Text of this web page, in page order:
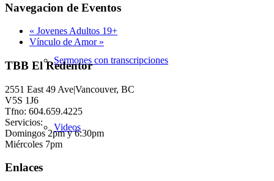
Sermones con transcripciones
Videos
Navegacion de Eventos
« Jovenes Adultos 19+
Vínculo de Amor »
TBB El Redentor
2551 East 49 Ave|Vancouver, BC
V5S 1J6
Tfno: 604.659.4225
Servicios:
Domingos 2pm y 6:30pm
Miércoles 7pm
Enlaces